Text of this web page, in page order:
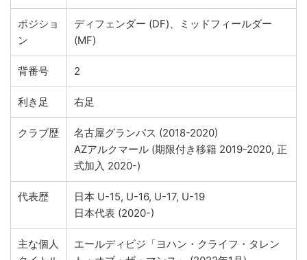
ポジショ
ン
ディフェンダー (DF)、ミッドフィールダー
(MF)
背番号 2
利き足 右足
クラブ歴
名古屋グランパス (2018-2020)
AZアルクマール (期限付き移籍 2019-2020, 正
式加入 2020-)
代表歴
日本 U-15, U-16, U-17, U-19
日本代表 (2020-)
主な個人
エールディビジ「ヨハン・クライフ・タレン